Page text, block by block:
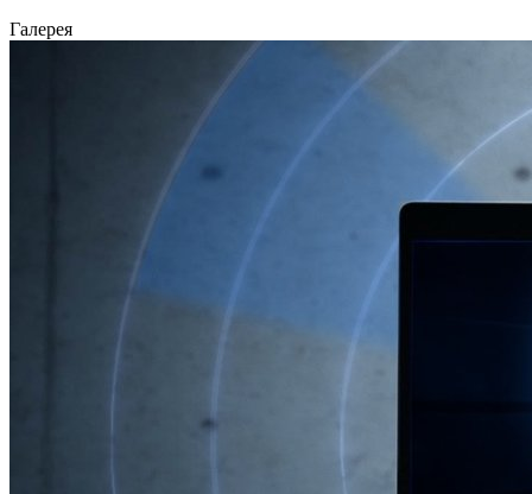
Галерея